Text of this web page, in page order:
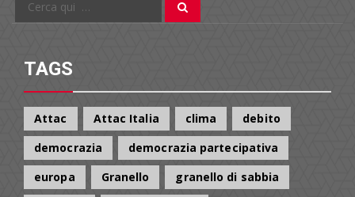
Cerca
TAGS
Attac Attac Italia clima
debito
democrazia
democrazia partecipativa
europa
Granello granello di sabbia